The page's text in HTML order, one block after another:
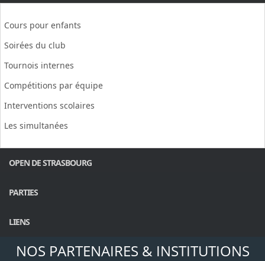
Cours pour enfants
Soirées du club
Tournois internes
Compétitions par équipe
Interventions scolaires
Les simultanées
OPEN DE STRASBOURG
PARTIES
LIENS
NOS PARTENAIRES & INSTITUTIONS